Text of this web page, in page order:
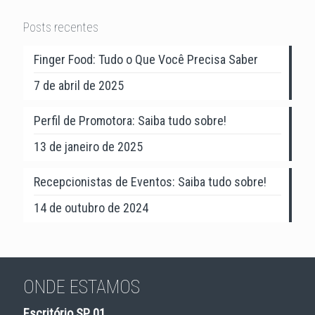
Posts recentes
Finger Food: Tudo o Que Você Precisa Saber
7 de abril de 2025
Perfil de Promotora: Saiba tudo sobre!
13 de janeiro de 2025
Recepcionistas de Eventos: Saiba tudo sobre!
14 de outubro de 2024
ONDE ESTAMOS